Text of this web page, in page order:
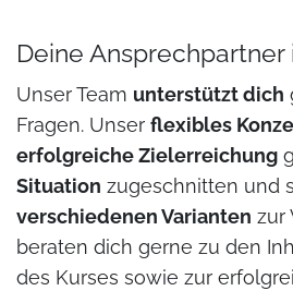
Deine Ansprechpartner
Unser Team unterstützt dich
Fragen. Unser flexibles
erfolgreiche Zielerreichung
Situation zugeschnitten und
verschiedenen Varianten zur
beraten dich gerne zu den
des Kurses sowie zur